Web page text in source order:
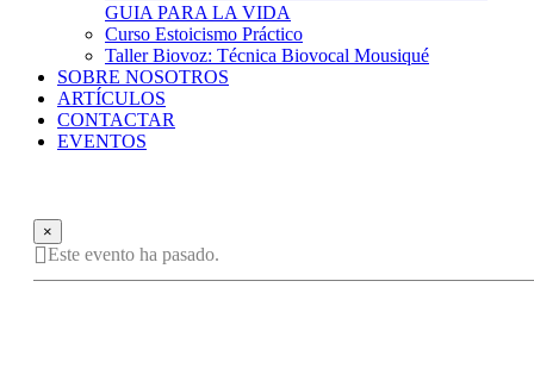
GUIA PARA LA VIDA
Curso Estoicismo Práctico
Taller Biovoz: Técnica Biovocal Mousiqué
SOBRE NOSOTROS
ARTÍCULOS
CONTACTAR
EVENTOS
×
Este evento ha pasado.